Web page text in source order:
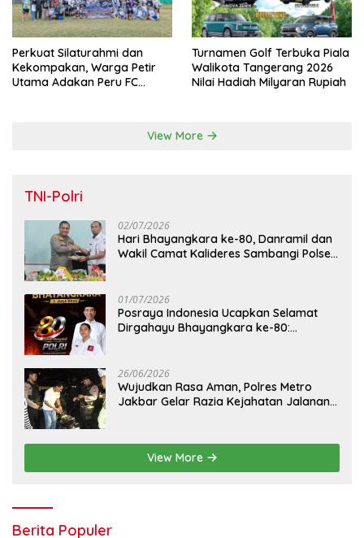
Perkuat Silaturahmi dan
Kekompakan, Warga Petir
Utama Adakan Peru FC
Turnamen Golf Terbuka Piala
Walikota Tangerang 2026
Nilai Hadiah Milyaran Rupiah
View More
TNI-Polri
02/07/2026
Hari Bhayangkara ke-80, Danramil dan
Wakil Camat Kalideres Sambangi Polsek
01/07/2026
Posraya Indonesia Ucapkan Selamat
Dirgahayu Bhayangkara ke-80:
26/06/2026
Wujudkan Rasa Aman, Polres Metro
Jakbar Gelar Razia Kejahatan Jalanan
View More
Berita Populer